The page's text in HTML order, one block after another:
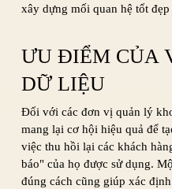
xây dựng mối quan hệ tốt
ƯU ĐIỂM CỦA
DỮ LIỆU
Đối với các đơn vị quản lý
mang lại cơ hội hiệu quả để
việc thu hồi lại các khách
báo" của họ được sử dụng.
đúng cách cũng giúp xác